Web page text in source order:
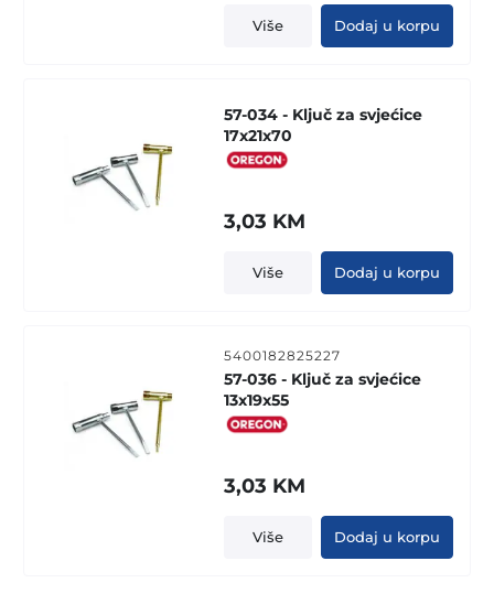
Više Dodaj u korpu
57-034 - Ključ za svjećice
17x21x70
3,03 KM
Više Dodaj u korpu
5400182825227
57-036 - Ključ za svjećice
13x19x55
3,03 KM
Više Dodaj u korpu